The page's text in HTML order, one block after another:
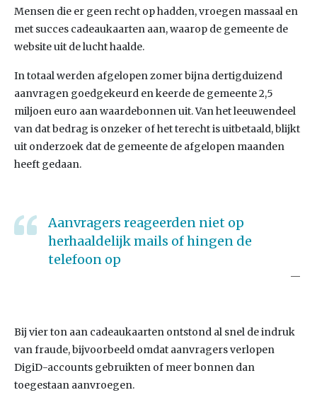
Mensen die er geen recht op hadden, vroegen massaal en
met succes cadeaukaarten aan, waarop de gemeente de
website uit de lucht haalde.
In totaal werden afgelopen zomer bijna dertigduizend
aanvragen goedgekeurd en keerde de gemeente 2,5
miljoen euro aan waardebonnen uit. Van het leeuwendeel
van dat bedrag is onzeker of het terecht is uitbetaald, blijkt
uit onderzoek dat de gemeente de afgelopen maanden
heeft gedaan.
Aanvragers reageerden niet op
herhaaldelijk mails of hingen de
telefoon op
Bij vier ton aan cadeaukaarten ontstond al snel de indruk
van fraude, bijvoorbeeld omdat aanvragers verlopen
DigiD-accounts gebruikten of meer bonnen dan
toegestaan aanvroegen.